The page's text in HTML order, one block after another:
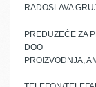
RADOSLAVA
PREDUZEĆE ZA
DOO
PROIZVODNJA,